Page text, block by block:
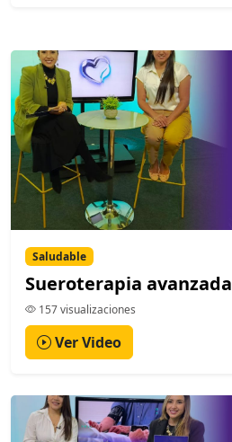
Saludable
Sueroterapia avanzada
157 visualizaciones
Ver Video